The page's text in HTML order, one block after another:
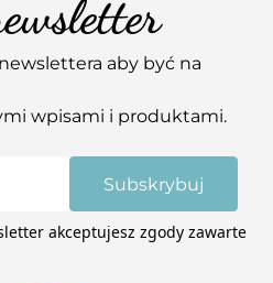
pomożemy! Niektóre
wydruku na płótnie.
aby być na
wpisami i produktami.
Subskrybuj
akceptujesz zgody zawarte